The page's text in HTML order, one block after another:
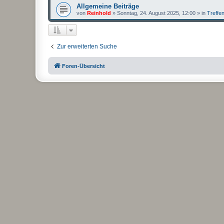
Allgemeine Beiträge
von Reinhold » Sonntag, 24. August 2025, 12:00 » in
Zur erweiterten Suche
Foren-Übersicht